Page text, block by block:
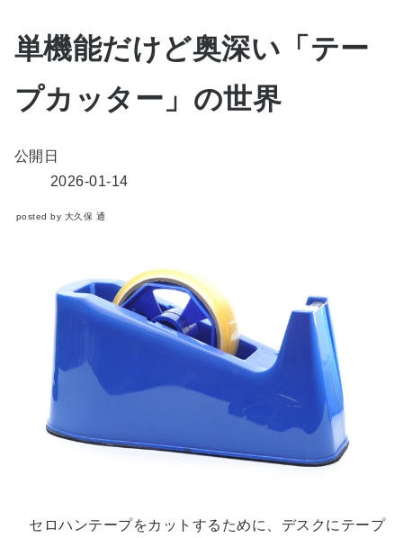
単機能だけど奥深い「テー
プカッター」の世界
公開日
2026-01-14
posted by 大久保 通
セロハンテープをカットするために、デスクにテープ